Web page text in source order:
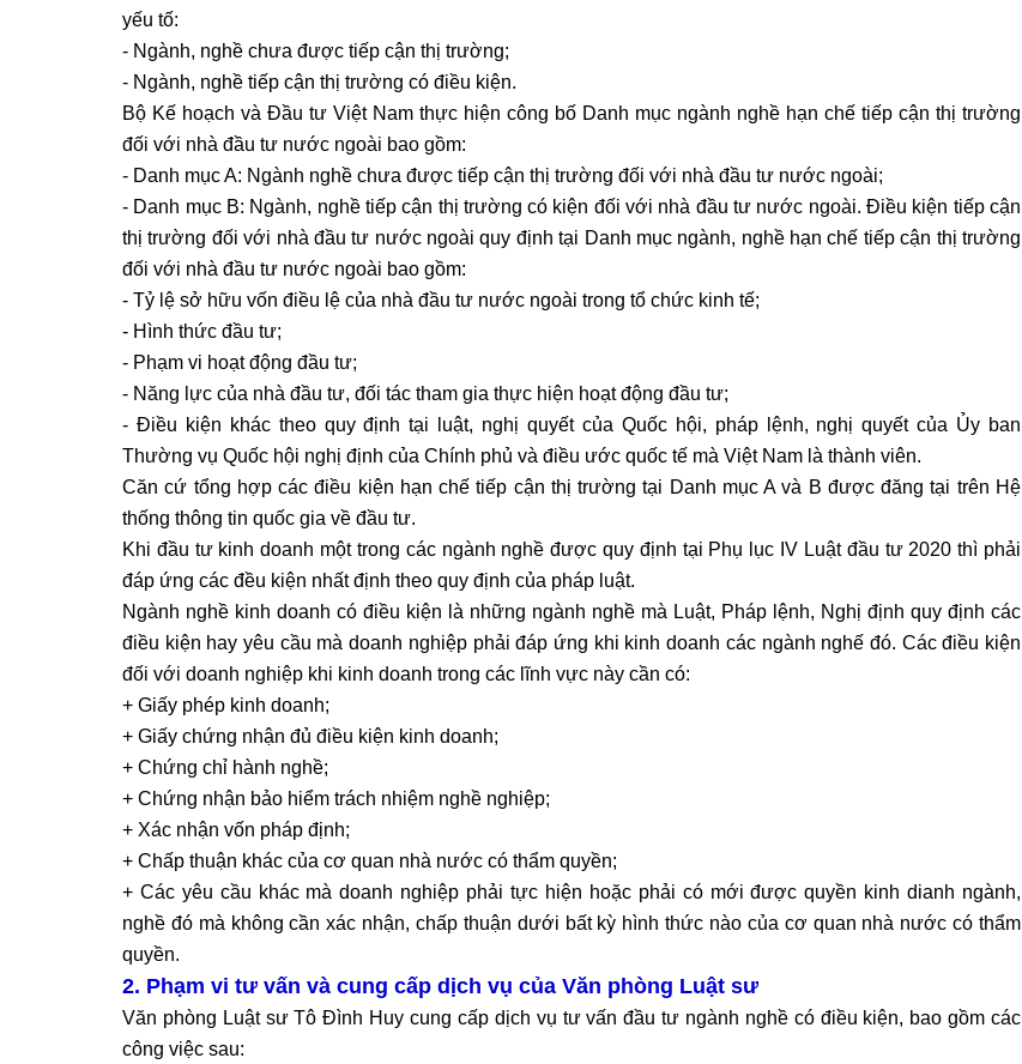
yếu tố:
- Ngành, nghề chưa được tiếp cận thị trường;
- Ngành, nghề tiếp cận thị trường có điều kiện.
Bộ Kế hoạch và Đầu tư Việt Nam thực hiện công bố Danh mục ngành nghề hạn chế tiếp cận thị trường
đối với nhà đầu tư nước ngoài bao gồm:
- Danh mục A: Ngành nghề chưa được tiếp cận thị trường đối với nhà đầu tư nước ngoài;
- Danh mục B: Ngành, nghề tiếp cận thị trường có kiện đối với nhà đầu tư nước ngoài. Điều kiện tiếp cận
thị trường đối với nhà đầu tư nước ngoài quy định tại Danh mục ngành, nghề hạn chế tiếp cận thị trường
đối với nhà đầu tư nước ngoài bao gồm:
- Tỷ lệ sở hữu vốn điều lệ của nhà đầu tư nước ngoài trong tổ chức kinh tế;
- Hình thức đầu tư;
- Phạm vi hoạt động đầu tư;
- Năng lực của nhà đầu tư, đối tác tham gia thực hiện hoạt động đầu tư;
- Điều kiện khác theo quy định tại luật, nghị quyết của Quốc hội, pháp lệnh, nghị quyết của Ủy ban
Thường vụ Quốc hội nghị định của Chính phủ và điều ước quốc tế mà Việt Nam là thành viên.
Căn cứ tổng hợp các điều kiện hạn chế tiếp cận thị trường tại Danh mục A và B được đăng tại trên Hệ
thống thông tin quốc gia về đầu tư.
Khi đầu tư kinh doanh một trong các ngành nghề được quy định tại Phụ lục IV Luật đầu tư 2020 thì phải
đáp ứng các đều kiện nhất định theo quy định của pháp luật.
Ngành nghề kinh doanh có điều kiện là những ngành nghề mà Luật, Pháp lệnh, Nghị định quy định các
điều kiện hay yêu cầu mà doanh nghiệp phải đáp ứng khi kinh doanh các ngành nghế đó. Các điều kiện
đối với doanh nghiệp khi kinh doanh trong các lĩnh vực này cần có:
+ Giấy phép kinh doanh;
+ Giấy chứng nhận đủ điều kiện kinh doanh;
+ Chứng chỉ hành nghề;
+ Chứng nhận bảo hiểm trách nhiệm nghề nghiệp;
+ Xác nhận vốn pháp định;
+ Chấp thuận khác của cơ quan nhà nước có thẩm quyền;
+ Các yêu cầu khác mà doanh nghiệp phải tực hiện hoặc phải có mới được quyền kinh dianh ngành,
nghề đó mà không cần xác nhận, chấp thuận dưới bất kỳ hình thức nào của cơ quan nhà nước có thẩm
quyền.
2. Phạm vi tư vấn và cung cấp dịch vụ của Văn phòng Luật sư
Văn phòng Luật sư Tô Đình Huy cung cấp dịch vụ tư vấn đầu tư ngành nghề có điều kiện, bao gồm các
công việc sau: